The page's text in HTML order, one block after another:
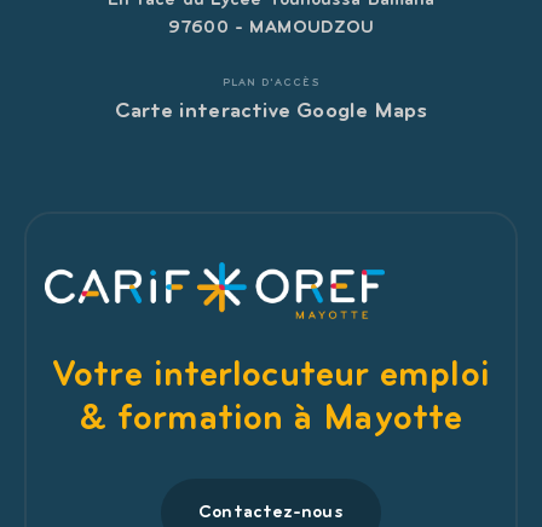
97600 - MAMOUDZOU
PLAN D'ACCÈS
Carte interactive Google Maps
Votre interlocuteur emploi
& formation à Mayotte
Contactez-nous